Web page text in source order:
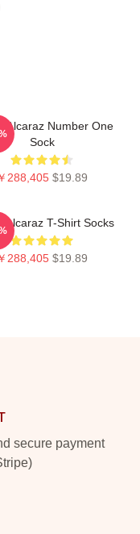
Alcaraz Number One
Sock
288,405 $19.89
Alcaraz T-Shirt Socks
288,405 $19.89
secure payment